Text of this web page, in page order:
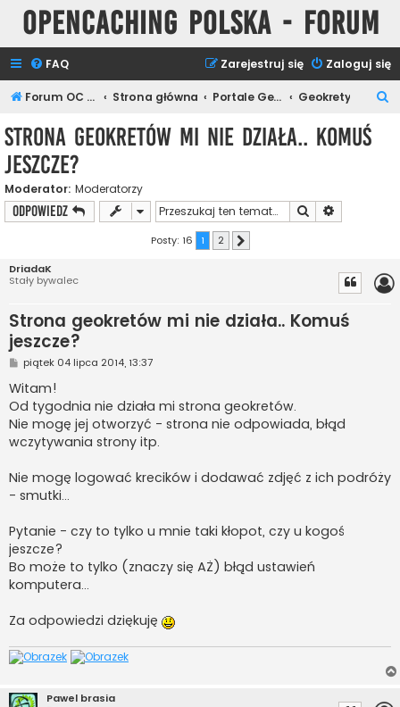
Opencaching Polska - Forum
FAQ Zaloguj się
Zarejestruj się
Forum OC PL Strona główna Portale Geocachingowe Geokrety
Strona geokretów mi nie działa.. Komuś
jeszcze?
Moderator: Moderatorzy
ODPOWIEDZ Szukaj
Posty: 16 1 2
DriadaK
Stały bywalec
Strona geokretów mi nie działa.. Komuś
jeszcze?
P
o
s
t
piątek 04 lipca 2014, 13:37
Witam!
Od tygodnia nie działa mi strona geokretów.
Nie mogę jej otworzyć - strona nie odpowiada, błąd
wczytywania strony itp.
Nie mogę logować krecików i dodawać zdjęć z ich podróży
- smutki...
Pytanie - czy to tylko u mnie taki kłopot, czy u kogoś
jeszcze?
Bo może to tylko (znaczy się AŻ) błąd ustawień
komputera...
Za odpowiedzi dziękuję
Pawel brasia